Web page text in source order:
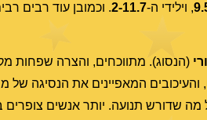
, וילידי ה-2-11.7. וכמובן עוד רבים
(הנסוג). מתווכחים, והצרה שפחות
המאפיינים את הנסיגה של
מה שדורש תנועה. יותר אנשים